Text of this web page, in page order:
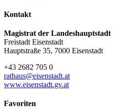
Kontakt
Magistrat der Landeshauptstadt
Freistadt Eisenstadt
Hauptstraße 35, 7000 Eisenstadt
+43 2682 705 0
rathaus@eisenstadt.at
www.eisenstadt.gv.at
Favoriten